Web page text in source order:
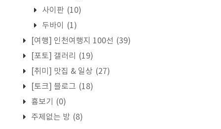
사이판 (10)
두바이
(1)
[여행] 인천여행지 100선 (39)
[포토] 갤러리
(19)
[취미] 맛집 & 일상 (27)
[토크] 블로그 (18)
흉보기
(0)
주제없는 방 (8)